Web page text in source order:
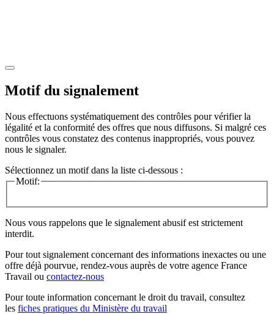
Motif du signalement
Nous effectuons systématiquement des contrôles pour vérifier la
légalité et la conformité des offres que nous diffusons. Si malgré ces
contrôles vous constatez des contenus inappropriés, vous pouvez
nous le signaler.
Sélectionnez un motif dans la liste ci-dessous :
Motif:
Nous vous rappelons que le signalement abusif est strictement
interdit.
Pour tout signalement concernant des informations inexactes ou une
offre déjà pourvue, rendez-vous auprès de votre agence France
Travail ou contactez-nous
Pour toute information concernant le droit du travail, consultez
les fiches pratiques du Ministère du travail